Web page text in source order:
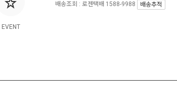
EVENT
배송조회 : 로젠택배 1588-9988
배송추적